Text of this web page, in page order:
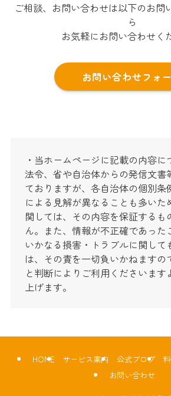
ご相談、お問い合わせは以下のお問
ら
お気軽にお問い合わせく
お問い合わせフォ
・当ホームページに記載の内容
法令、省や自治体からの発信文書
ておりますが、各自治体の個別条
による見解が異なることも多いた
関しては、その内容を保証するも
ん。また、情報が不正確であった
いかなる損害・トラブルに関して
は、その責を一切負いかねますの
と判断によりご利用くださいます
上げます。
HOME サービス案内 公式ブログ
お問い合わせ